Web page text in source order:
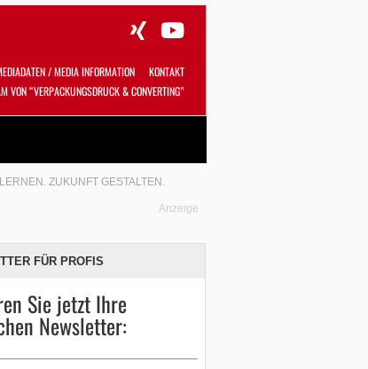
/ MEDIA INFORMATION
KONTAKT
VON “VERPACKUNGSDRUCK & CONVERTING”
ZUKUNFT GESTALTEN.
Anzeige
FÜR PROFIS
Sie jetzt Ihre
Newsletter: